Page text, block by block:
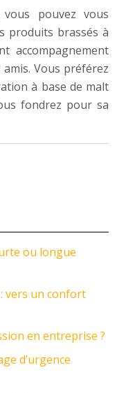
pouvez vous
produits brassés à
accompagnement
Vous préférez
à base de malt
fondrez pour sa
ou longue
vers un confort
en entreprise ?
d’urgence